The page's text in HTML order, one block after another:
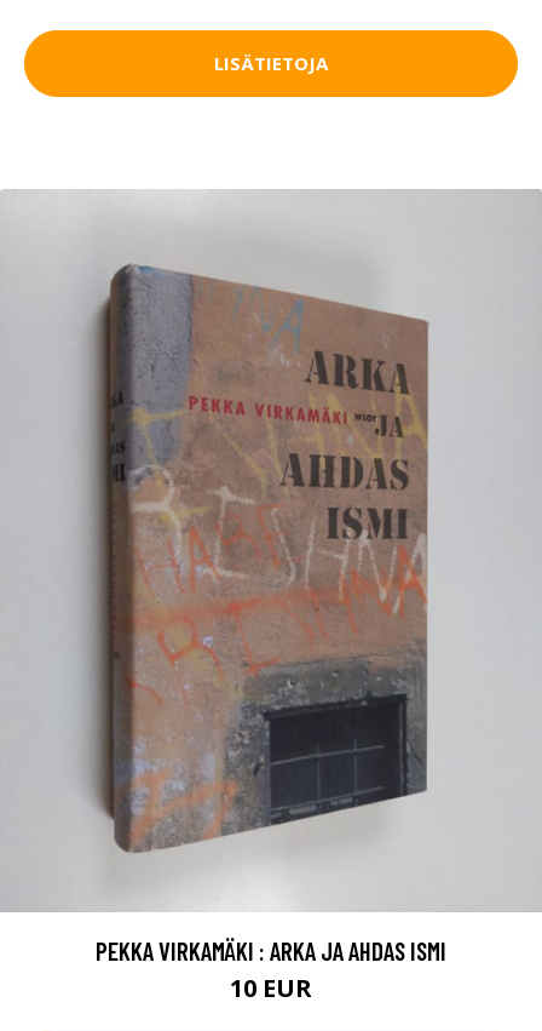
LISÄTIETOJA
PEKKA VIRKAMÄKI : ARKA JA AHDAS ISMI
10 EUR